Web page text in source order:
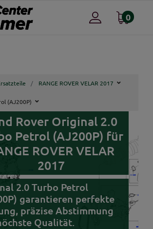
0
RANGE ROVER VELAR 2017
(AJ200P)
Rover Original 2.0
Petrol (AJ200P) für
ROVER VELAR
2017
2.0 Turbo Petrol
garantieren perfekte
präzise Abstimmung
Qualität.